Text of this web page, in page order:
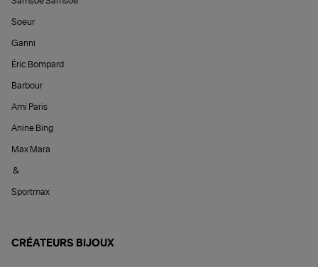
Soeur
Ganni
Éric Bompard
Barbour
Ami Paris
Anine Bing
Max Mara
&
Sportmax
CRÉATEURS BIJOUX